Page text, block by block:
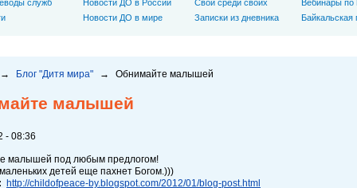
→ Блог "Дитя мира" → Обнимайте малышей
малышей
- 08:36
малышей под любым предлогом!
детей еще пахнет Богом.)))
http://childofpeace-by.blogspot.com/2012/01/blog-post.html
служб
Новости ДО в России
Новости ДО в мире
Свой среди своих
Записки из дневника
Вебинары по
Байкальская